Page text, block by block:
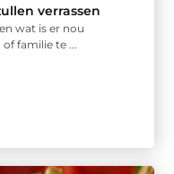
verrassen
wat is er nou
familie te ...